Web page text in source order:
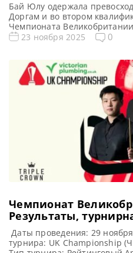
Бай Юлу одержала
Доргам и во втором
Чемпионата
соотечественником Лю
со счетом 6-1 над Мостафой
квалификации Чемпионата
Уигане. В прошлом […]
23 ноября 2025 0
Чемпионат
Результаты,
Даты проведения: 29
турнира: UK Championship